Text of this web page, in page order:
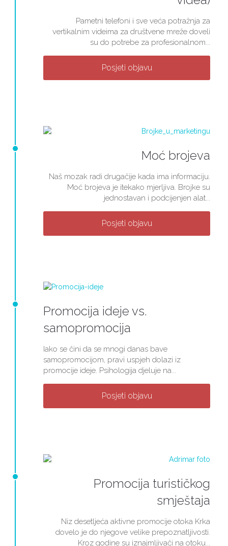
Pametni telefoni i sve veća potražnja za
vertikalnim videima za društvene mreže doveli
su do potrebe za profesionalnom...
Posjeti objavu
Moć brojeva
Naš mozak radi drugačije kada ima informaciju.
Moć brojeva je itekako mjerljiva. Brojke su
jednostavan i podcijenjen alat...
Posjeti objavu
Promocija ideje vs.
samopromocija
Iako se čini da se mnogi danas bave
samopromocijom, pravi uspjeh dolazi iz
promocije ideje. Psihologija djeluje na...
Posjeti objavu
Promocija turističkog
smještaja
Niz desetljeća aktivne promocije otoka Krka
dovelo je do njegove velike prepoznatljivosti.
Kroz godine su iznajmljivači na otoku...